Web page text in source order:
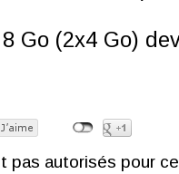
Go (2x4 Go)
pas autorisés pour